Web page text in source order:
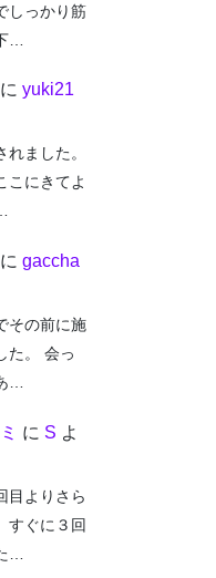
しっかり筋
…
にyuki21
ました。
こにきてよ
にgaccha
その前に施
た。 会っ
…
に S よ
目よりさら
すぐに３回
…